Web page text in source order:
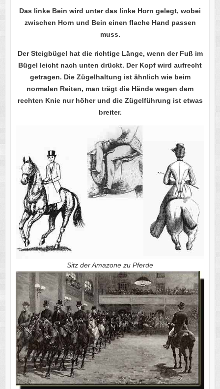
Das linke Bein wird unter das linke Horn gelegt, wobei
zwischen Horn und Bein einen flache Hand passen
muss.
Der Steigbügel hat die richtige Länge, wenn der Fuß im
Bügel leicht nach unten drückt. Der Kopf wird aufrecht
getragen. Die Zügelhaltung ist ähnlich wie beim
normalen Reiten, man trägt die Hände wegen dem
rechten Knie nur höher und die Zügelführung ist etwas
breiter.
Sitz der Amazone zu Pferde